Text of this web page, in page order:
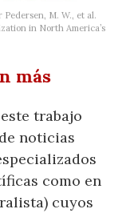
Pedersen, M. W., et al.
in North America’s
más
trabajo
noticias
como en
cuyos